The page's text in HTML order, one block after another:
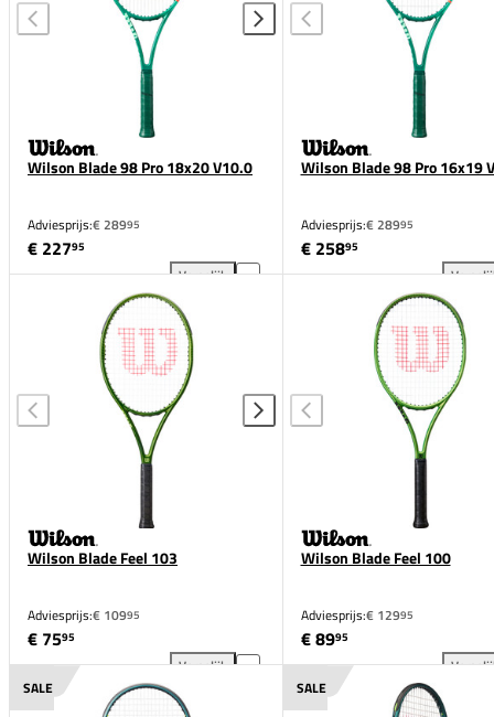
Wilson Blade 98 Pro 18x20 V10.0
Adviesprijs:€ 28995
€ 22795
Vergelijk
Wilson Blade 98 Pro 18x20 V10.0 toevoegen aan
Wilson Blade 98 Pro 16x19
Adviesprijs:€ 28995
€ 25895
Wilson Blade Feel 103
Adviesprijs:€ 10995
€ 7595
Vergelijk
Wilson Blade Feel 103 toevoegen aan vergelijking
Wilson Blade Feel 100
Adviesprijs:€ 12995
€ 8995
SALE SALE